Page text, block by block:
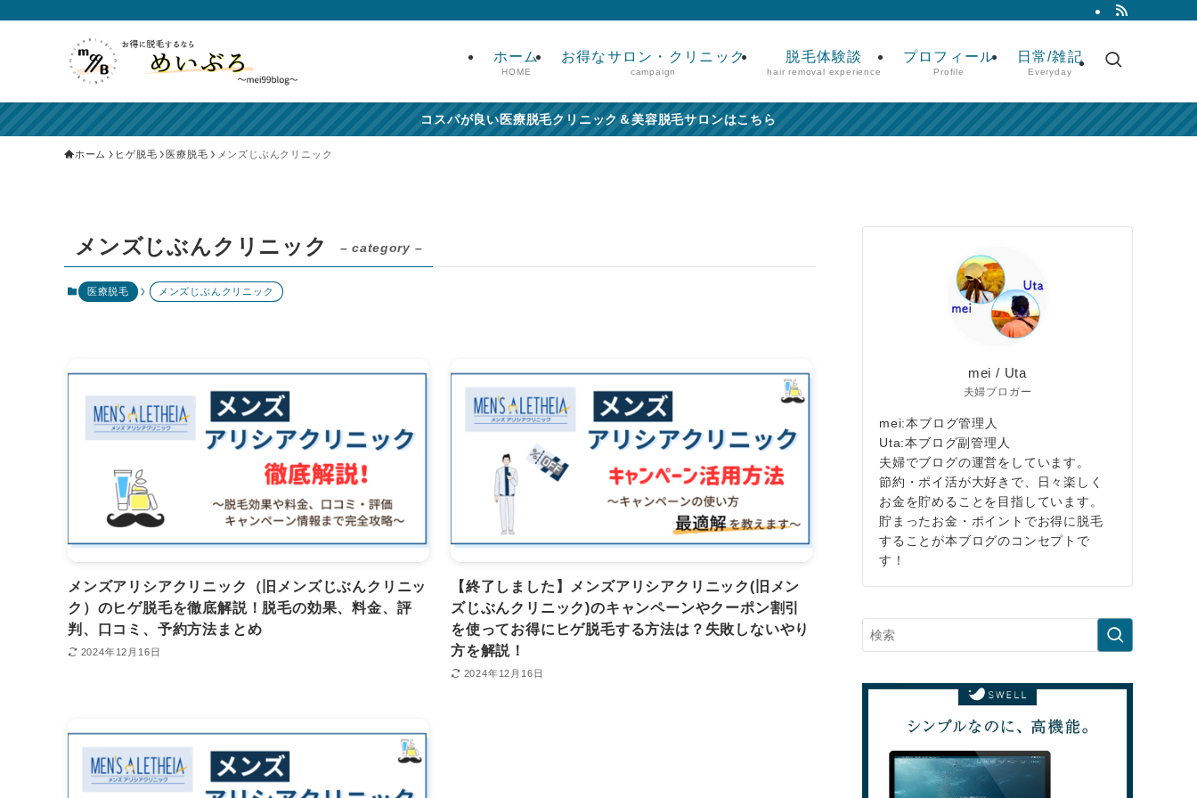
ホーム
HOME
お得なサロン・クリニック
campaign
脱毛体験談
hair removal experience
プロフィール
Profile
日常/雑記
Everyday
コスパが良い医療脱毛クリニック＆美容脱毛サロンはこちら
ホーム ヒゲ脱毛 医療脱毛 メンズじぶんクリニック
メンズじぶんクリニック – category –
医療脱毛 メンズじぶんクリニック
メンズアリシアクリニック（旧メンズじぶんクリニッ
ク）のヒゲ脱毛を徹底解説！脱毛の効果、料金、評
判、口コミ、予約方法まとめ
2024年12月16日
【終了しました】メンズアリシアクリニック(旧メン
ズじぶんクリニック)のキャンペーンやクーポン割引
を使ってお得にヒゲ脱毛する方法は？失敗しないやり
方を解説！
2024年12月16日
mei / Uta
夫婦ブロガー
mei:本ブログ管理人
Uta:本ブログ副管理人
夫婦でブログの運営をしています。
節約・ポイ活が大好きで、日々楽しく
お金を貯めることを目指しています。
貯まったお金・ポイントでお得に脱毛
することが本ブログのコンセプトで
す！